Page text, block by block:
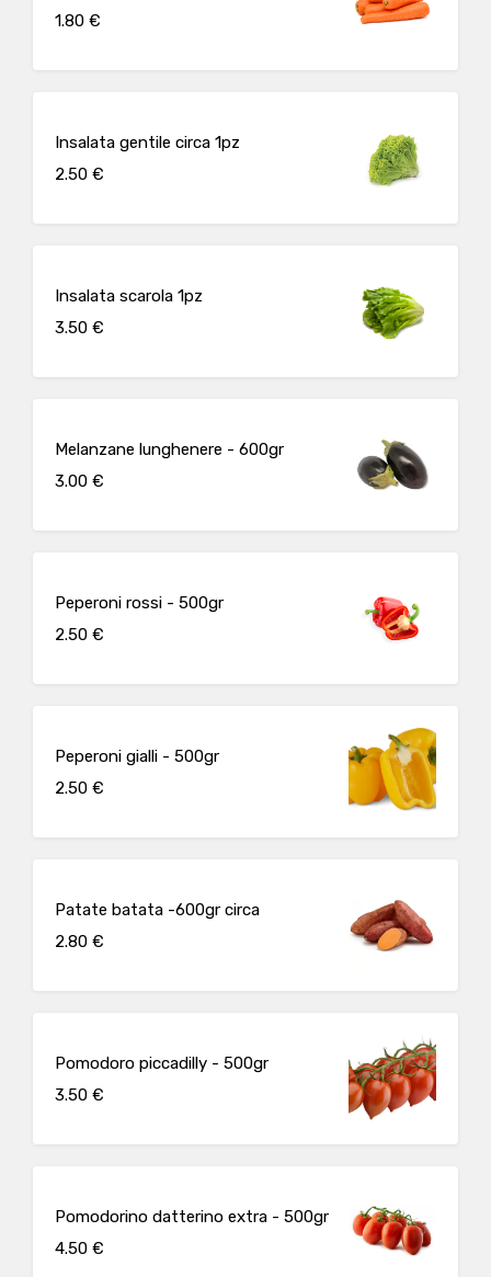
1.80 €
Insalata gentile circa 1pz
2.50 €
Insalata scarola 1pz
3.50 €
Melanzane lunghenere - 600gr
3.00 €
Peperoni rossi - 500gr
2.50 €
Peperoni gialli - 500gr
2.50 €
Patate batata -600gr circa
2.80 €
Pomodoro piccadilly - 500gr
3.50 €
Pomodorino datterino extra - 500gr
4.50 €